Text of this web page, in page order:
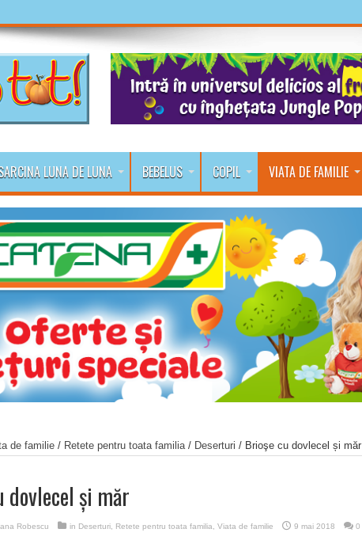
LUNA DE LUNA BEBELUS COPIL VIATA DE FAMILIE
de familie/ Retete pentru toata familia/ Deserturi / Brioşe cu dovlecel și măr
dovlecel și măr
Robescu in Deserturi, Retete pentru toata familia Viata de familie 9 mai 2018
0